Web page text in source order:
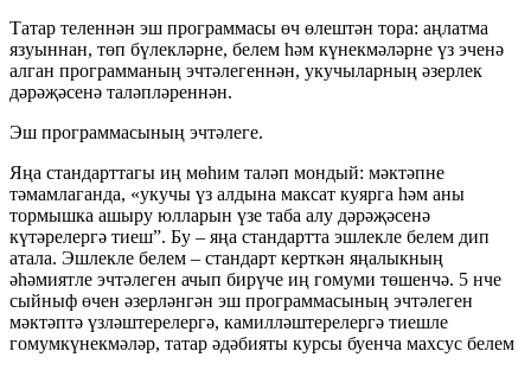
Татар теленнән эш программасы өч өлештән тора: аңлатма
язуыннан, төп бүлекләрне, белем һәм күнекмәләрне үз эченә
алган программаның эчтәлегеннән, укучыларның әзерлек
дәрәҗәсенә таләпләреннән.
Эш программасының эчтәлеге.
Яңа стандарттагы иң мөһим таләп мондый: мәктәпне
тәмамлаганда, «укучы үз алдына максат куярга һәм аны
тормышка ашыру юлларын үзе таба алу дәрәҗәсенә
күтәрелергә тиеш”. Бу – яңа стандартта эшлекле белем дип
атала. Эшлекле белем – стандарт керткән яңалыкның
әһәмиятле эчтәлеген ачып бирүче иң гомуми төшенчә. 5 нче
сыйныф өчен әзерләнгән эш программасының эчтәлеген
мәктәптә үзләштерелергә, камилләштерелергә тиешле
гомумкүнекмәләр, татар әдәбияты курсы буенча махсус белем